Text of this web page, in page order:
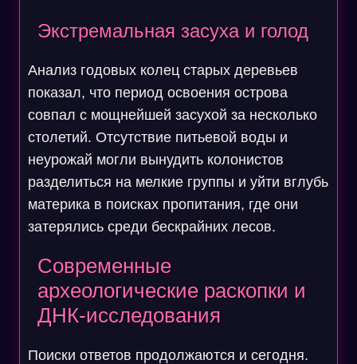
Экстремальная засуха и голод
Анализ годовых колец старых деревьев
показал, что период освоения острова
совпал с мощнейшей засухой за несколько
столетий. Отсутствие питьевой воды и
неурожай могли вынудить колонистов
разделиться на мелкие группы и уйти вглубь
материка в поисках пропитания, где они
затерялись среди бескрайних лесов.
Современные
археологические раскопки и
ДНК-исследования
Поиски ответов продолжаются и сегодня.